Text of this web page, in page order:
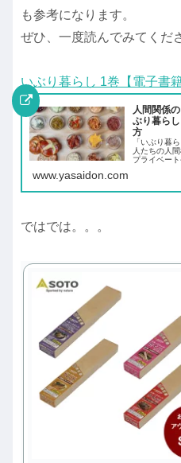
も参考になります。
ぜひ、一度読んでみてくだ
いぶり暮らし 1巻【電子書
人間関係
ぶり暮ら
方
「いぶり暮
人たちの人
プライベー
越えていき
www.yasaidon.com
ではでは。。。